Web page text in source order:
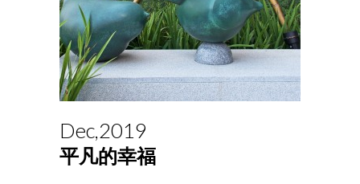
Dec,2019
平凡的幸福